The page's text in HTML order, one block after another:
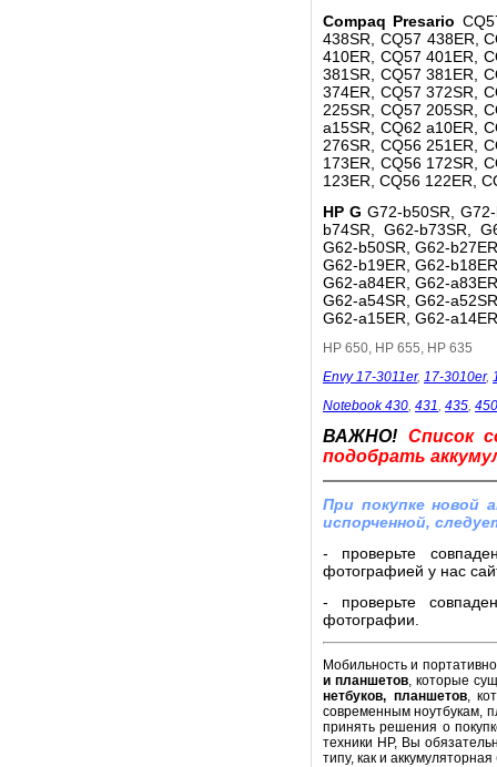
Compaq Presario
438SR, CQ57 438ER,
410ER, CQ57 401ER,
381SR, CQ57 381ER,
374ER, CQ57 372SR,
225SR, CQ57 205SR,
a15SR, CQ62 a10ER,
276SR, CQ56 251ER,
173ER, CQ56 172SR,
123ER, CQ56 122ER,
HP G G72-b50SR,
b74SR, G62-b73SR,
G62-b50SR, G62-
G62-b19ER, G62-
G62-a84ER, G62-
G62-a54SR, G62-
G62-a15ER, G62-
HP 650, HP 655, HP 635
Envy 17-3011er, 17-3010er,
Notebook 430, 431, 435, 450
ВАЖНО! Список
подобрать
При покупке новой
испорченной,
- проверьте
фотографией у нас
- проверьте
фотографии.
Мобильность и
и планшетов, которые
нетбуков, планшетов,
современным ноутбукам,
принять решения о
техники HP, Вы
типу, как и